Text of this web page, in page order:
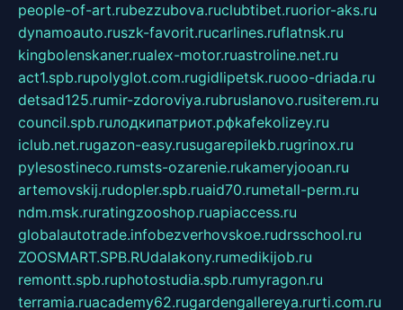
people-of-art.rubezzubova.ruclubtibet.ruorior-aks.ru
dynamoauto.ruszk-favorit.rucarlines.ruflatnsk.ru
kingbolenskaner.rualex-motor.ruastroline.net.ru
act1.spb.rupolyglot.com.rugidlipetsk.ruooo-driada.ru
detsad125.rumir-zdoroviya.rubruslanovo.rusiterem.ru
council.spb.ruлодкипатриот.рфkafekolizey.ru
iclub.net.rugazon-easy.rusugarepilekb.rugrinox.ru
pylesostineco.rumsts-ozarenie.rukameryjooan.ru
artemovskij.rudopler.spb.ruaid70.rumetall-perm.ru
ndm.msk.ruratingzooshop.ruapiaccess.ru
globalautotrade.infobezverhovskoe.rudrsschool.ru
ZOOSMART.SPB.RUdalakony.rumedikijob.ru
remontt.spb.ruphotostudia.spb.rumyragon.ru
terramia.ruacademy62.rugardengallereya.rurti.com.ru